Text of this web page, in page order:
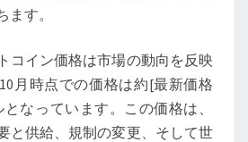
す。
コイン価格は市場の動向を反映
月時点での価格は約[最新価格
なっています。この価格は、
と供給、規制の変更、そして世